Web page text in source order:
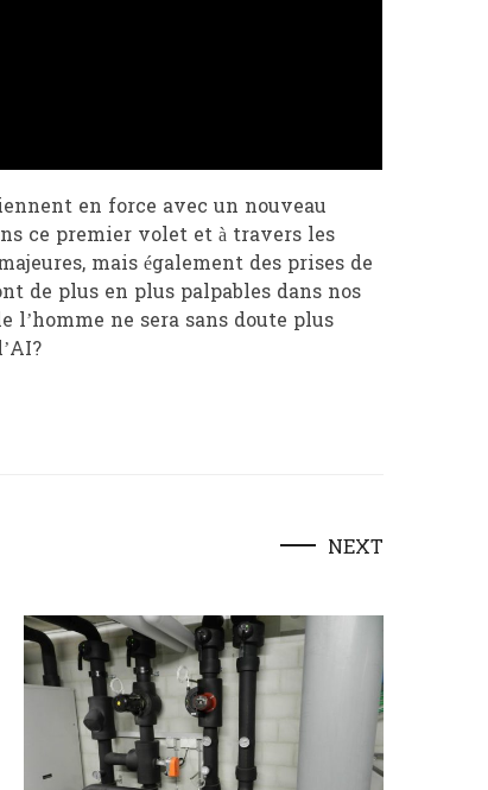
en force avec un nouveau
ce premier volet et à travers les
mais également des prises de
de plus en plus palpables dans nos
l’homme ne sera sans doute plus
NEXT